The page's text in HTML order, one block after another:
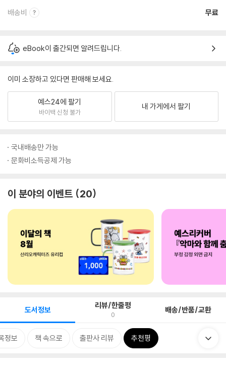
배송비 무료
eBook이 출간되면 알려드립니다.
이미 소장하고 있다면 판매해 보세요.
예스24에 팔기
바이백 신청 불가
내 가게에서 팔기
국내배송만 가능
문화비소득공제 가능
이 분야의 이벤트 20
도서정보 리뷰/한줄평
0 배송/반품/교환
정보 책 속으로 출판사 리뷰 추천평